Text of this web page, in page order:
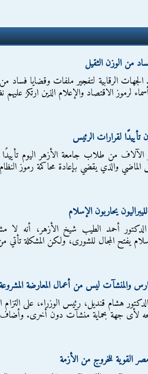
من الوزن الثقيل
الجهات الرقابية لتفجير ملفات وقضايا فساد
لرموز الاقتصاد والإعلام الذين ارتكز
لقرارات الرئيس
الآلاف من طلاب جامعة الأزهر اليوم
الماضي والذي يقضي بإعادة محاكمة رموز
يحاربون الإسلام
أحمد الطيب شيخ الأزهر، أنه لا
يفتح المجال للشورى، ولكن المشكلة
والمنشآت ليس من أعمال المعارضة
هشام قنديل، رئيس الوزراء، على التزام
لأى جهة بحماية منشآت دون أخرى. وأضاف
القوية للخروج من الأزمة